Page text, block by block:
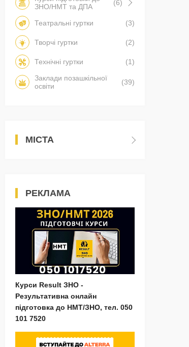
ЗНО/НМТ та ДПА
(6)
Театральні гуртки (3)
Творчі гуртки (2)
Технічні гуртки
(1)
Заклади позашкільної
освіти
(39)
МІСТА
РЕКЛАМА
Курси Result ЗНО -
Результативна онлайн
підготовка до НМТ/ЗНО, тел. 050
101 7520